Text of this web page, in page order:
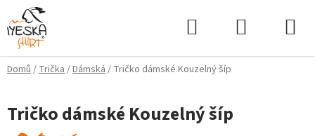
Přejít
na
obsah
Domů/Trička/Dámská/ Tričko dámské Kouzelný šíp
Tričko dámské Kouzelný šíp